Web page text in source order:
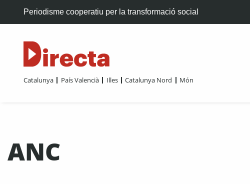
Periodisme cooperatiu per la transformació social
Catalunya País Valencià Illes Catalunya Nord Món
ANC